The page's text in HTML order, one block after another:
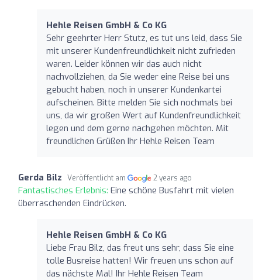
Hehle Reisen GmbH & Co KG
Sehr geehrter Herr Stutz, es tut uns leid, dass Sie
mit unserer Kundenfreundlichkeit nicht zufrieden
waren. Leider können wir das auch nicht
nachvollziehen, da Sie weder eine Reise bei uns
gebucht haben, noch in unserer Kundenkartei
aufscheinen. Bitte melden Sie sich nochmals bei
uns, da wir großen Wert auf Kundenfreundlichkeit
legen und dem gerne nachgehen möchten. Mit
freundlichen Grüßen Ihr Hehle Reisen Team
Gerda Bilz Veröffentlicht am 2 years ago
Fantastisches Erlebnis: Eine schöne Busfahrt mit vielen
überraschenden Eindrücken.
Hehle Reisen GmbH & Co KG
Liebe Frau Bilz, das freut uns sehr, dass Sie eine
tolle Busreise hatten! Wir freuen uns schon auf
das nächste Mal! Ihr Hehle Reisen Team